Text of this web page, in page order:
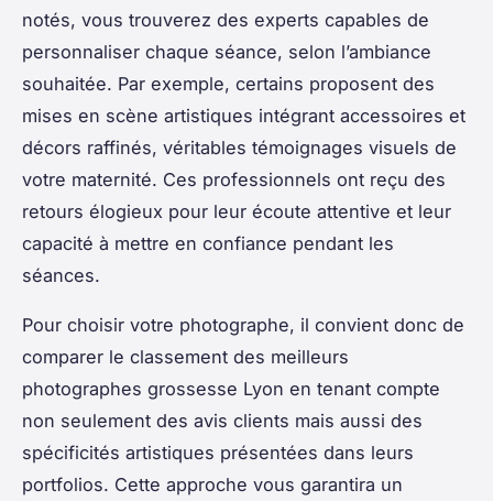
notés, vous trouverez des experts capables de
personnaliser chaque séance, selon l’ambiance
souhaitée. Par exemple, certains proposent des
mises en scène artistiques intégrant accessoires et
décors raffinés, véritables témoignages visuels de
votre maternité. Ces professionnels ont reçu des
retours élogieux pour leur écoute attentive et leur
capacité à mettre en confiance pendant les
séances.
Pour choisir votre photographe, il convient donc de
comparer le classement des meilleurs
photographes grossesse Lyon en tenant compte
non seulement des avis clients mais aussi des
spécificités artistiques présentées dans leurs
portfolios. Cette approche vous garantira un